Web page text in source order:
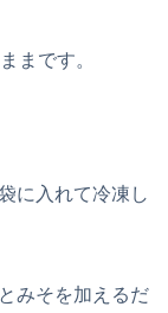
まです。
に入れて冷凍し
みそを加えるだ